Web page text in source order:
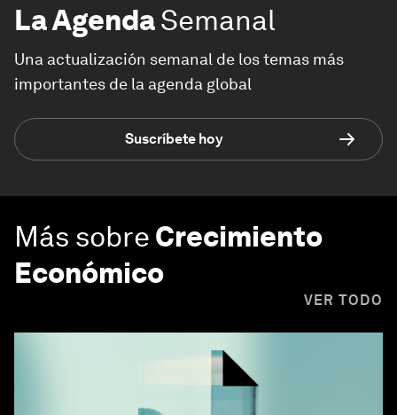
La AgendaSemanal
Una actualización semanal de los temas más
importantes de la agenda global
Suscríbete hoy
Más sobre Crecimiento
Económico
VER TODO